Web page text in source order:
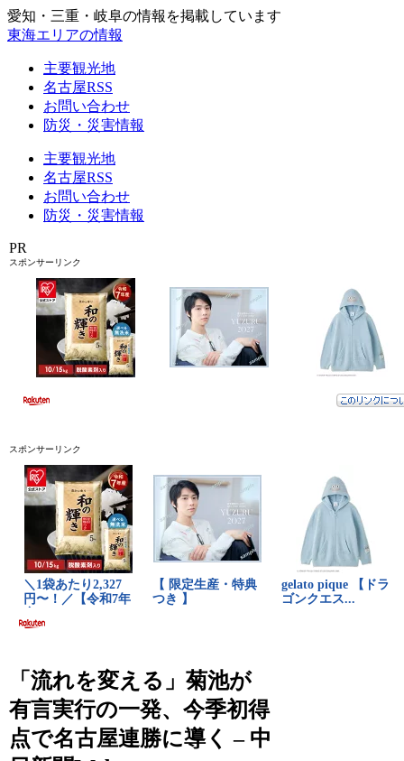
愛知・三重・岐阜の情報を掲載しています
東海エリアの情報
主要観光地
名古屋RSS
お問い合わせ
防災・災害情報
主要観光地
名古屋RSS
お問い合わせ
防災・災害情報
PR
スポンサーリンク
スポンサーリンク
「流れを変える」菊池が
有言実行の一発、今季初得
点で名古屋連勝に導く – 中